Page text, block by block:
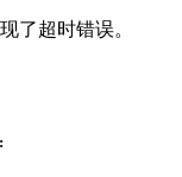
了超时错误。